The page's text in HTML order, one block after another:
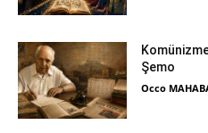
Şemo
Occo